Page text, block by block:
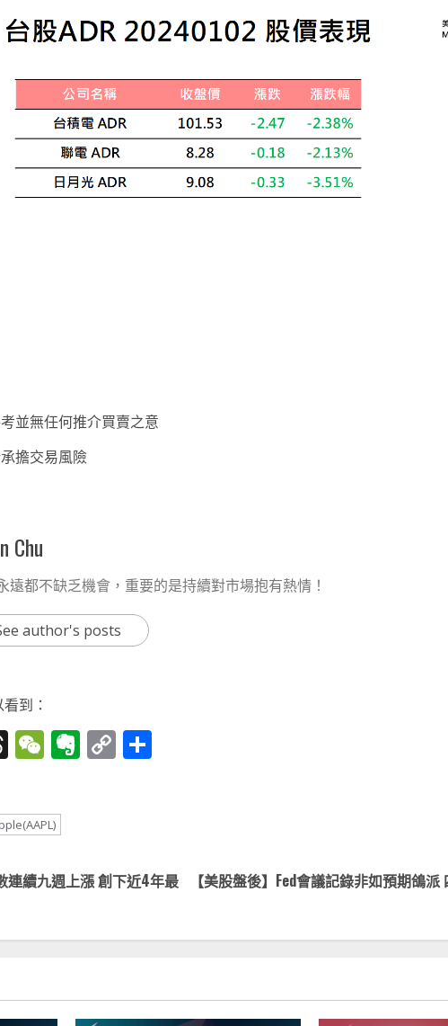
並無任何推介買賣之意
擔交易風險
Chu
遠都不缺乏機會，重要的是持續對市場抱有熱情！
author's posts
到：
Threads
WeChat
Evernote
Copy
連續九週上漲 創下近4年最
【美股盤後】Fed會議記錄非如預期鴿